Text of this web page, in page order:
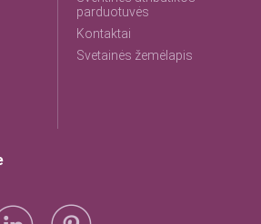
parduotuvės
Kontaktai
Svetainės žemėlapis